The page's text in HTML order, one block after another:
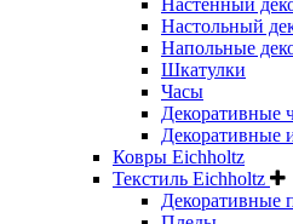
Настенный
Настольный
Напольные
Шкатулки
Часы
Декоративные
Декоративные
Ковры Eichholtz
Текстиль Eichholtz
Декоративные